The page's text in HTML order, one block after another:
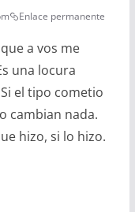
Enlace permanente
a vos me
una locura
el tipo cometio
cambian nada.
hizo, si lo hizo.